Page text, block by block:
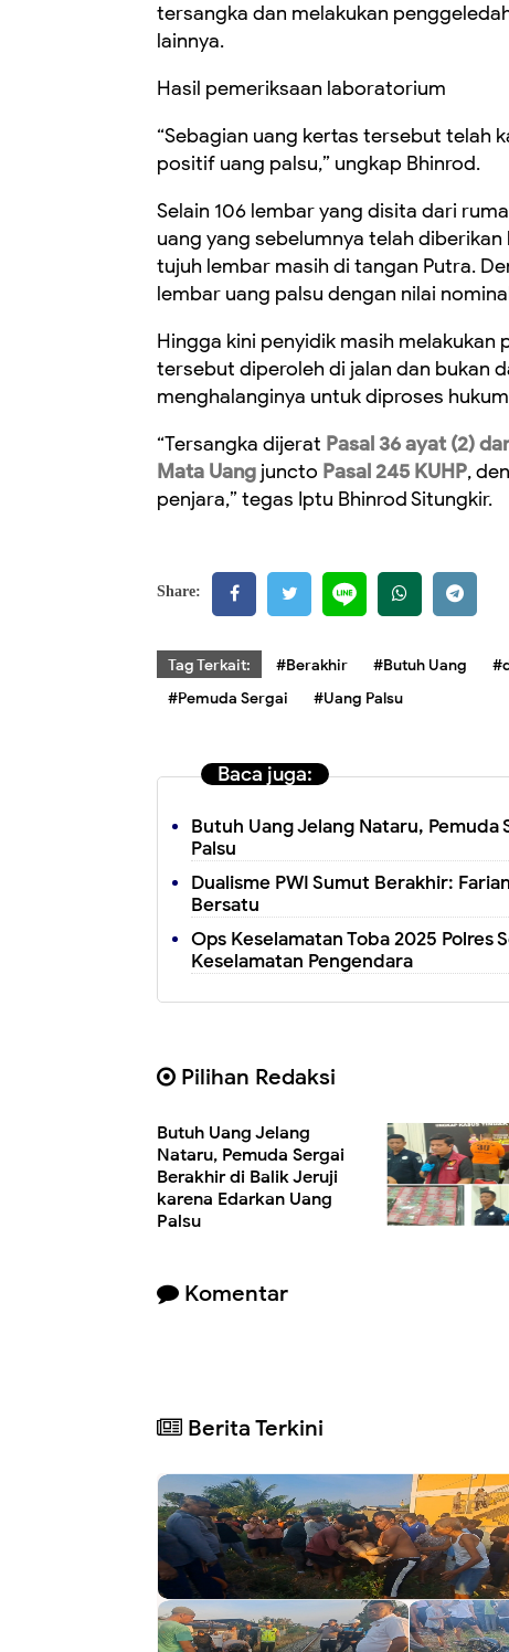
tersangka dan melakukan
lainnya.
Hasil pemeriksaan laboratorium
“Sebagian uang kertas tersebut telah
positif uang palsu,” ungkap Bhinrod.
Selain 106 lembar yang disita dari
uang yang sebelumnya telah
tujuh lembar masih di tangan Putra.
lembar uang palsu dengan nilai
Hingga kini penyidik masih melakukan
tersebut diperoleh di jalan dan bukan
menghalanginya untuk diproses
“Tersangka dijerat Pasal 36 ayat (2)
Mata Uang juncto Pasal 245 KUHP,
penjara,” tegas Iptu Bhinrod Situngkir.
Share:
Tag Terkait: #Berakhir #Butuh Uang
#Pemuda Sergai
#Uang Palsu
Baca juga:
Butuh Uang Jelang Nataru,
Palsu
Dualisme PWI Sumut Berakhir:
Bersatu
Ops Keselamatan Toba 2025 Polres
Keselamatan Pengendara
Pilihan Redaksi
Butuh Uang Jelang
Nataru, Pemuda Sergai
Berakhir di Balik Jeruji
karena Edarkan Uang
Palsu
Komentar
Berita Terkini